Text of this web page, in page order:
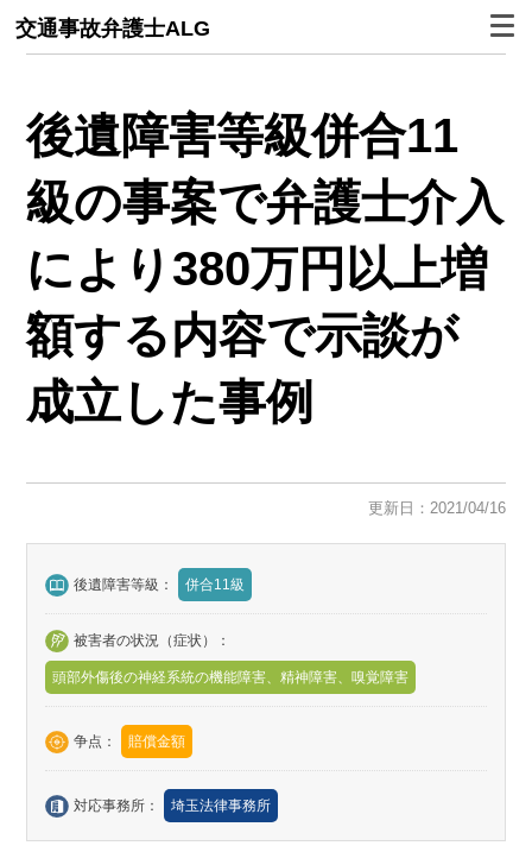
交通事故弁護士ALG
後遺障害等級併合11
級の事案で弁護士介入
により380万円以上増
額する内容で示談が
成立した事例
更新日：2021/04/16
後遺障害等級： 併合11級
被害者の状況（症状）：
頭部外傷後の神経系統の機能障害、精神障害、嗅覚障害
争点： 賠償金額
対応事務所： 埼玉法律事務所